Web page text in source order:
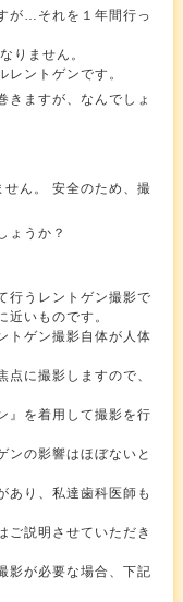
が…それを１年間行っ
りません。
レントゲンです。
きますが、なんでしょ
ん。 安全のため、撮
ょうか？
行うレントゲン撮影で
近いものです。
トゲン撮影自体が人体
に撮影しますので、
』を着用して撮影を行
ンの影響はほぼないと
あり、私達歯科医師も
ご説明させていただき
影が必要な場合、下記